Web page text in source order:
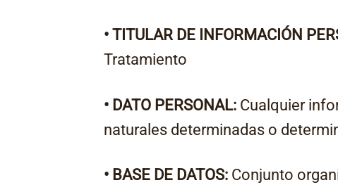
• TITULAR DE INFORMACIÓN
Tratamiento
• DATO PERSONAL: Cualquier
naturales determinadas o
• BASE DE DATOS: Conjunto